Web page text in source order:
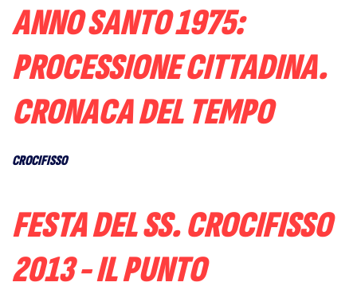
ANNO SANTO 1975:
PROCESSIONE CITTADINA.
CRONACA DEL TEMPO
CROCIFISSO
FESTA DEL SS. CROCIFISSO
2013 - IL PUNTO